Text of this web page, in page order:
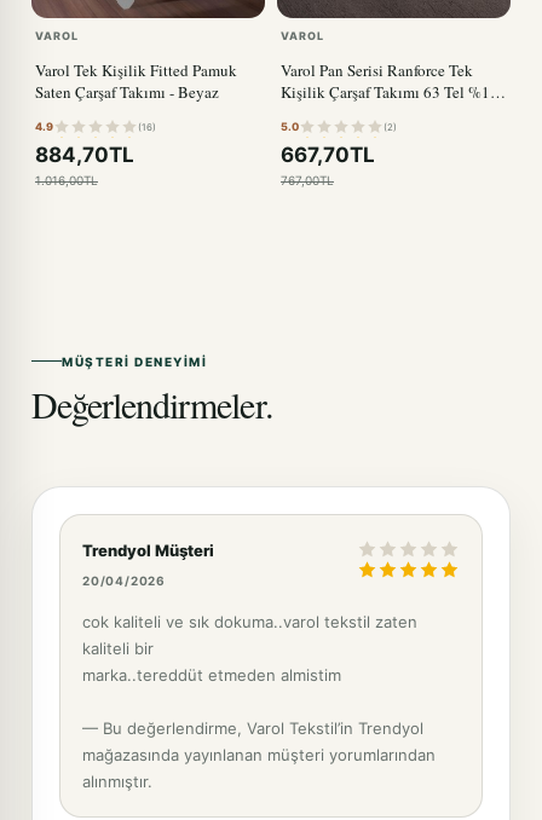
VAROL
Varol Tek Kişilik Fitted Pamuk
Saten Çarşaf Takımı - Beyaz
4.9 (16)
884,70TL
1.016,00TL
VAROL
Varol Pan Serisi Ranforce Tek
Kişilik Çarşaf Takımı 63 Tel %100
5.0 (2)
667,70TL
767,00TL
MÜŞTERI DENEYIMI
Değerlendirmeler.
Trendyol Müşteri
20/04/2026
cok kaliteli ve sık dokuma..varol tekstil zaten
kaliteli bir
marka..tereddüt etmeden almistim
— Bu değerlendirme, Varol Tekstil’in Trendyol
mağazasında yayınlanan müşteri yorumlarından
alınmıştır.